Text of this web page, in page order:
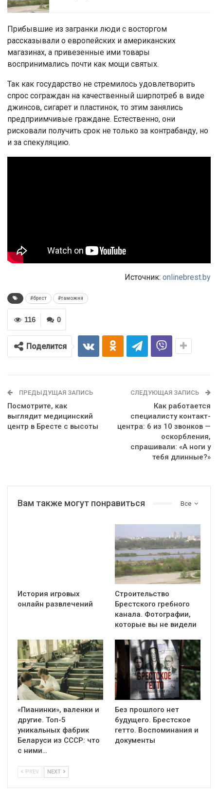
Прибывшие из загранки люди с восторгом
рассказывали о европейских и американских
магазинах, а привезенные ими товары
воспринимались почти как мощи святых.
Так как государство не стремилось удовлетворить
спрос сограждан на качественный ширпотреб в виде
джинсов, сигарет и пластинок, то этим занялись
предприимчивые граждане. Естественно, они
рисковали получить срок не только за контрабанду, но
и за спекуляцию.
Источник: onlinebrest.by
#брест #таможня
0
116
Поделится
ПРЕДЫДУЩАЯ ЗАПИСЬ
Посмотрите, как
выглядит медицинский
центр в Бресте с высоты
СЛЕДУЮЩАЯ ЗАПИСЬ
Как работается
специалисту контакт-
центра: 6 из 10 звонков —
оскорбления,
спрашивали: «А ноги у
тебя длинные?»
Все
Вам также могут понравиться
История игровых
онлайн развлечений
Строительство
Брестского гребного
канала. Фотографии,
которые вы не видели
«Пианинки», валенки и
другие. Топ-5
уникальных фабрик
Беларуси из СССР: что
с ними…
Без прошлого нет
будущего. Брестское
гетто. Воспоминания и
документы
PREV NEXT